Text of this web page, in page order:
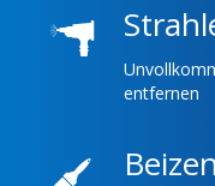
entfernen
Beizen